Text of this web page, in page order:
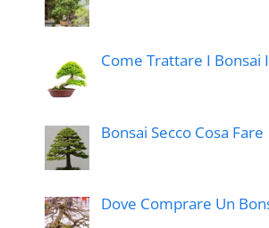
Come Trattare I Bonsai
Bonsai Secco Cosa Fare
Dove Comprare Un